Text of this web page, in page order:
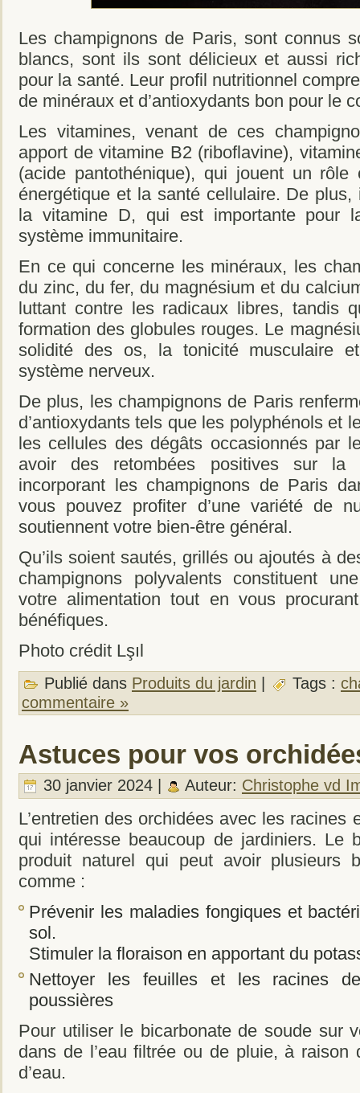
Les champignons de Paris, sont connus
blancs, sont ils sont délicieux et aussi
pour la santé. Leur profil nutritionnel
de minéraux et d’antioxydants bon pour le
Les vitamines, venant de ces
apport de vitamine B2 (riboflavine),
(acide pantothénique), qui jouent un
énergétique et la santé cellulaire. De
la vitamine D, qui est importante pour
système immunitaire.
En ce qui concerne les minéraux, les
du zinc, du fer, du magnésium et du
luttant contre les radicaux libres, tandis
formation des globules rouges. Le
solidité des os, la tonicité musculaire
système nerveux.
De plus, les champignons de Paris
d’antioxydants tels que les polyphénols et
les cellules des dégâts occasionnés par
avoir des retombées positives sur la
incorporant les champignons de Paris
vous pouvez profiter d’une variété de
soutiennent votre bien-être général.
Qu’ils soient sautés, grillés ou ajoutés à
champignons polyvalents constituent
votre alimentation tout en vous
bénéfiques.
Photo crédit Lşıl
Publié dans Produits du jardin Tags :
commentaire »
Astuces pour vos
30 janvier 2024 | Auteur: Christophe vd
L’entretien des orchidées avec les racines
qui intéresse beaucoup de jardiniers. Le
produit naturel qui peut avoir plusieurs
comme :
Prévenir les maladies fongiques et
sol.
Stimuler la floraison en apportant du
Nettoyer les feuilles et les racines
poussières
Pour utiliser le bicarbonate de soude sur
dans de l’eau filtrée ou de pluie, à raison
d’eau.